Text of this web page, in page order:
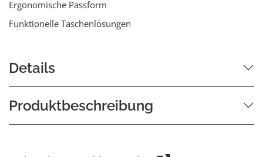
Ergonomische Passform
Funktionelle Taschenlösungen
Details
Produktbeschreibung